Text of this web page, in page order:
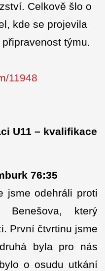
Celkově šlo o
kde se projevila
týmu.
11948
U11 – kvalifikace
76:35
jsme odehráli proti
který
První čtvrtinu jsme
byla pro nás
o osudu utkání